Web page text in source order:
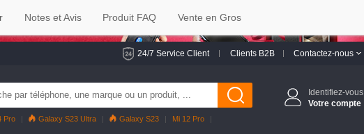
24/7 Service Client Clients B2B Contactez-nous
Pro Galaxy S23 Ultra Galaxy S23
Mi 12 Pro
Identifiez-vous
Votre compte
Notes et Avis Produit FAQ Vente en Gros